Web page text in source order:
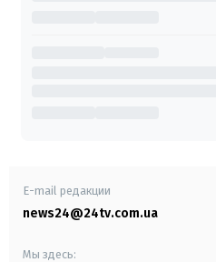
E-mail редакции
news24@24tv.com.ua
Мы здесь: